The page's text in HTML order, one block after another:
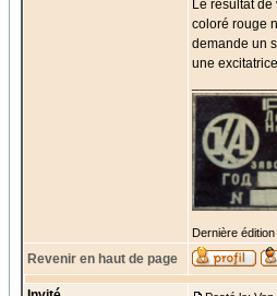
Le résultat
coloré rouge
demande un
une
Dernière
Revenir en haut de page